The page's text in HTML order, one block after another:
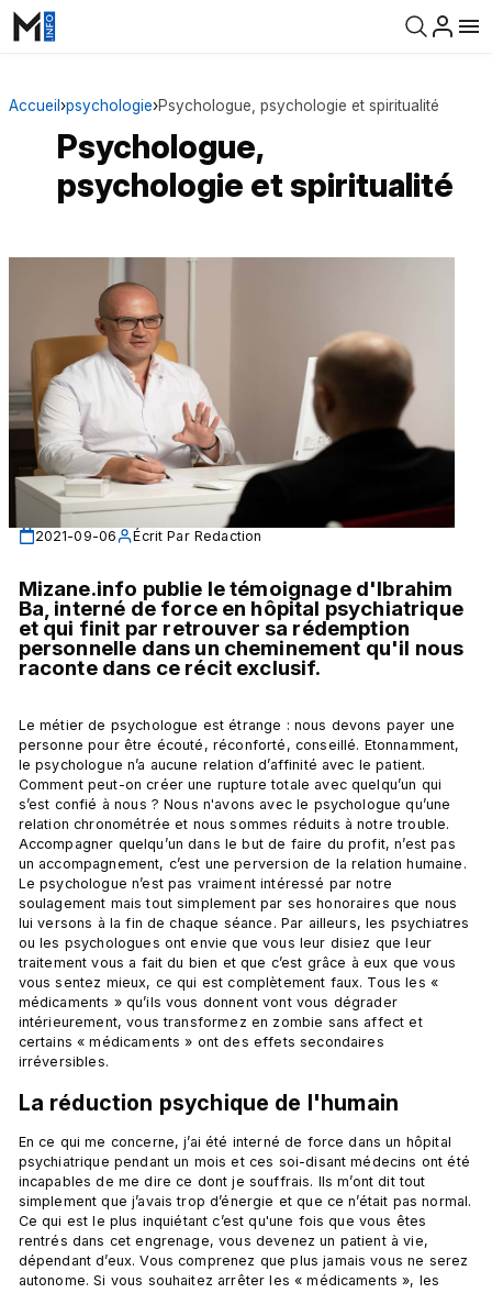
Accueil ›psychologie›Psychologue, psychologie et spiritualité
Psychologue,
psychologie et spiritualité
2021-09-06 Écrit Par Redaction
Mizane.info publie le témoignage d'Ibrahim
Ba, interné de force en hôpital psychiatrique
et qui finit par retrouver sa rédemption
personnelle dans un cheminement qu'il nous
raconte dans ce récit exclusif.
Le métier de psychologue est étrange : nous devons payer une
personne pour être écouté, réconforté, conseillé. Etonnamment,
le psychologue n’a aucune relation d’affinité avec le patient.
Comment peut-on créer une rupture totale avec quelqu’un qui
s’est confié à nous ? Nous n'avons avec le psychologue qu’une
relation chronométrée et nous sommes réduits à notre trouble.
Accompagner quelqu’un dans le but de faire du profit, n’est pas
un accompagnement, c’est une perversion de la relation humaine.
Le psychologue n’est pas vraiment intéressé par notre
soulagement mais tout simplement par ses honoraires que nous
lui versons à la fin de chaque séance. Par ailleurs, les psychiatres
ou les psychologues ont envie que vous leur disiez que leur
traitement vous a fait du bien et que c’est grâce à eux que vous
vous sentez mieux, ce qui est complètement faux. Tous les «
médicaments » qu’ils vous donnent vont vous dégrader
intérieurement, vous transformez en zombie sans affect et
certains « médicaments » ont des effets secondaires
La réduction psychique de l'humain
En ce qui me concerne, j’ai été interné de force dans un hôpital
psychiatrique pendant un mois et ces soi-disant médecins ont été
incapables de me dire ce dont je souffrais. Ils m’ont dit tout
simplement que j’avais trop d’énergie et que ce n’était pas normal.
Ce qui est le plus inquiétant c’est qu'une fois que vous êtes
rentrés dans cet engrenage, vous devenez un patient à vie,
dépendant d’eux. Vous comprenez que plus jamais vous ne serez
autonome. Si vous souhaitez arrêter les « médicaments », les